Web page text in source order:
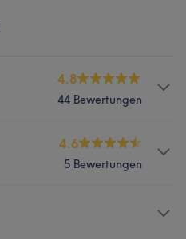
4.8
44 Bewertungen
4.6
5 Bewertungen